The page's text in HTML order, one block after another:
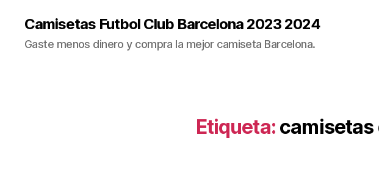
Camisetas Futbol Club Barcelona 2023 2024
Gaste menos dinero y compra la mejor camiseta Barcelona.
Etiqueta: camisetas